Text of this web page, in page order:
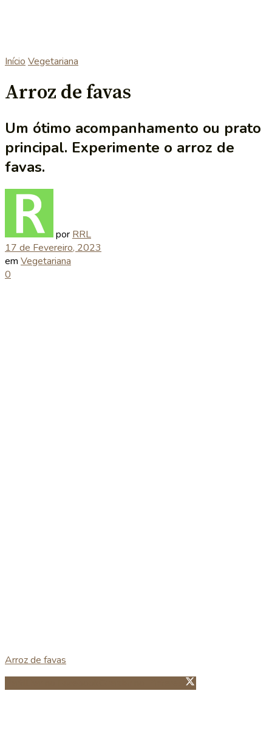
Início Vegetariana
Arroz de favas
Um ótimo acompanhamento ou prato
principal. Experimente o arroz de
favas.
por RRL
17 de Fevereiro, 2023
em Vegetariana
0
Arroz de favas
Guardar no Pinterest